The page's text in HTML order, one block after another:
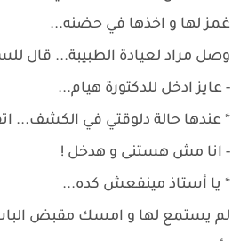
غمز لها و اخذها في حضنه...
وصل مراد لعيادة الطبيبة... قال
- عايز ادخل للدكتورة هيام...
* عندها حالة دلوقتي في الكشف...
- انا مش هستنى و هدخل !
* يا أستاذ مينفعش كده...
لم يستمع لها و امسك مقبض